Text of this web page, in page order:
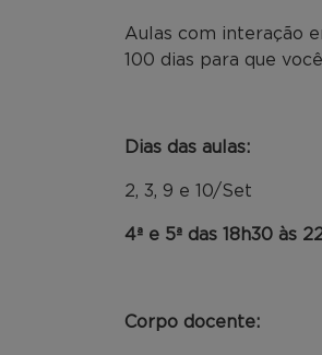
Aulas com interação
100 dias para que
Dias das aulas:
2, 3, 9 e 10/Set
4ª e 5ª das 18h30 às
Corpo docente: